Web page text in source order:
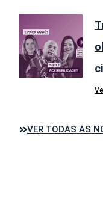
VER TODAS AS